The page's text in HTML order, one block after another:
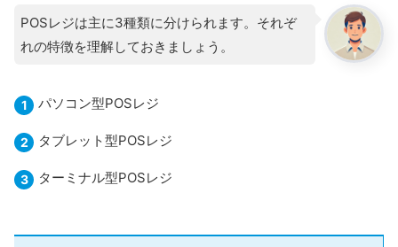
POSレジは主に3種類に分けられます。それぞ
れの特徴を理解しておきましょう。
パソコン型POSレジ
タブレット型POSレジ
ターミナル型POSレジ